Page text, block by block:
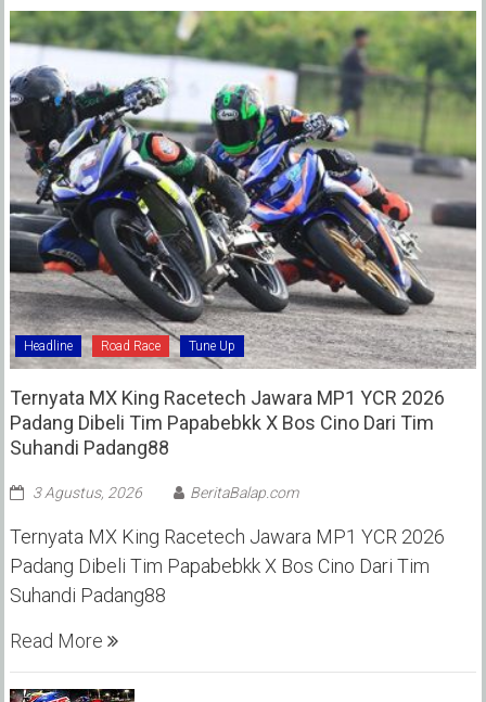
Headline Road Race Tune Up
Ternyata MX King Racetech Jawara MP1 YCR 2026
Padang Dibeli Tim Papabebkk X Bos Cino Dari Tim
Suhandi Padang88
3 Agustus, 2026 BeritaBalap.com
Ternyata MX King Racetech Jawara MP1 YCR 2026
Padang Dibeli Tim Papabebkk X Bos Cino Dari Tim
Suhandi Padang88
Read More